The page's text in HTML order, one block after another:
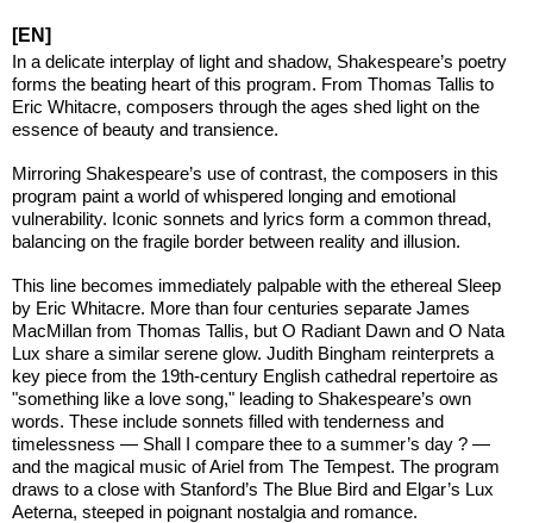
[EN]
In a delicate interplay of light and shadow, Shakespeare’s poetry
forms the beating heart of this program. From Thomas Tallis to
Eric Whitacre, composers through the ages shed light on the
essence of beauty and transience.
Mirroring Shakespeare’s use of contrast, the composers in this
program paint a world of whispered longing and emotional
vulnerability. Iconic sonnets and lyrics form a common thread,
balancing on the fragile border between reality and illusion.
This line becomes immediately palpable with the ethereal Sleep
by Eric Whitacre. More than four centuries separate James
MacMillan from Thomas Tallis, but O Radiant Dawn and O Nata
Lux share a similar serene glow. Judith Bingham reinterprets a
key piece from the 19th-century English cathedral repertoire as
"something like a love song," leading to Shakespeare’s own
words. These include sonnets filled with tenderness and
timelessness — Shall I compare thee to a summer’s day ? —
and the magical music of Ariel from The Tempest. The program
draws to a close with Stanford’s The Blue Bird and Elgar’s Lux
Aeterna, steeped in poignant nostalgia and romance.